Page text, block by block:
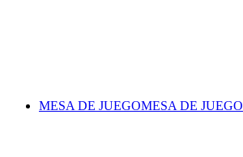
MESA DE JUEGOMESA DE JUEGO